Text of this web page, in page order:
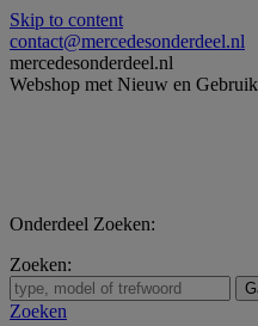
Skip to content
contact@mercedesonderdeel.nl
mercedesonderdeel.nl
Webshop met Nieuw en
Onderdeel Zoeken:
Zoeken:
Zoeken